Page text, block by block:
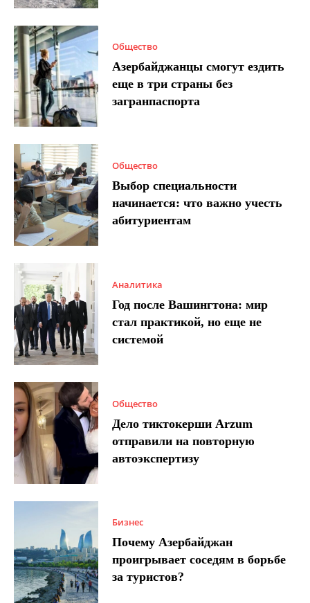
Общество
Азербайджанцы смогут ездить
еще в три страны без
загранпаспорта
Общество
Выбор специальности
начинается: что важно учесть
абитуриентам
Аналитика
Год после Вашингтона: мир
стал практикой, но еще не
системой
Общество
Дело тиктокерши Arzum
отправили на повторную
автоэкспертизу
Бизнес
Почему Азербайджан
проигрывает соседям в борьбе
за туристов?